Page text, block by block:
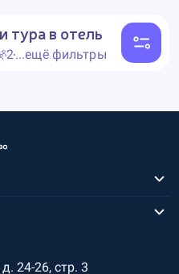
тура в отель
2...ещё фильтры
24-26, стр. 3